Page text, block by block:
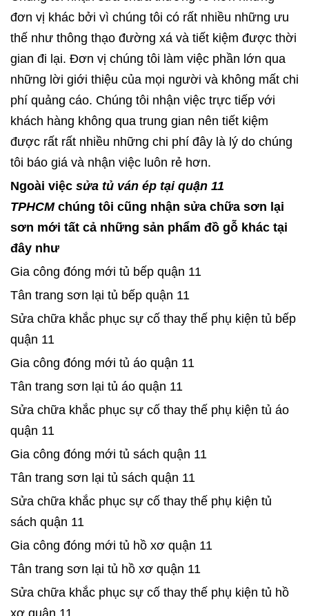
đơn vị khác bởi vì chúng tôi có rất nhiều những ưu
thế như thông thạo đường xá và tiết kiệm được thời
gian đi lại. Đơn vị chúng tôi làm việc phần lớn qua
những lời giới thiệu của mọi người và không mất chi
phí quảng cáo. Chúng tôi nhận việc trực tiếp với
khách hàng không qua trung gian nên tiết kiệm
được rất rất nhiều những chi phí đây là lý do chúng
tôi báo giá và nhận việc luôn rẻ hơn.
Ngoài việc sửa tủ ván ép tại quận 11
TPHCMchúng tôi cũng nhận sửa chữa sơn lại
sơn mới tất cả những sản phẩm đồ gỗ khác tại
đây như
Gia công đóng mới tủ bếp quận 11
Tân trang sơn lại tủ bếp quận 11
Sửa chữa khắc phục sự cố thay thế phụ kiện tủ bếp
quận 11
Gia công đóng mới tủ áo quận 11
Tân trang sơn lại tủ áo quận 11
Sửa chữa khắc phục sự cố thay thế phụ kiện tủ áo
quận 11
Gia công đóng mới tủ sách quận 11
Tân trang sơn lại tủ sách quận 11
Sửa chữa khắc phục sự cố thay thế phụ kiện tủ
sách quận 11
Gia công đóng mới tủ hồ xơ quận 11
Tân trang sơn lại tủ hồ xơ quận 11
Sửa chữa khắc phục sự cố thay thế phụ kiện tủ hồ
xơ quận 11